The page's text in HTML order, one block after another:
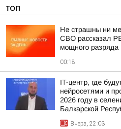
ТОП
Не страшны ни
СВО рассказал
мощного разряда
00:18
IT-центр, где
нейросетями и
2026 году в
Балкарской
Вчера, 22:03